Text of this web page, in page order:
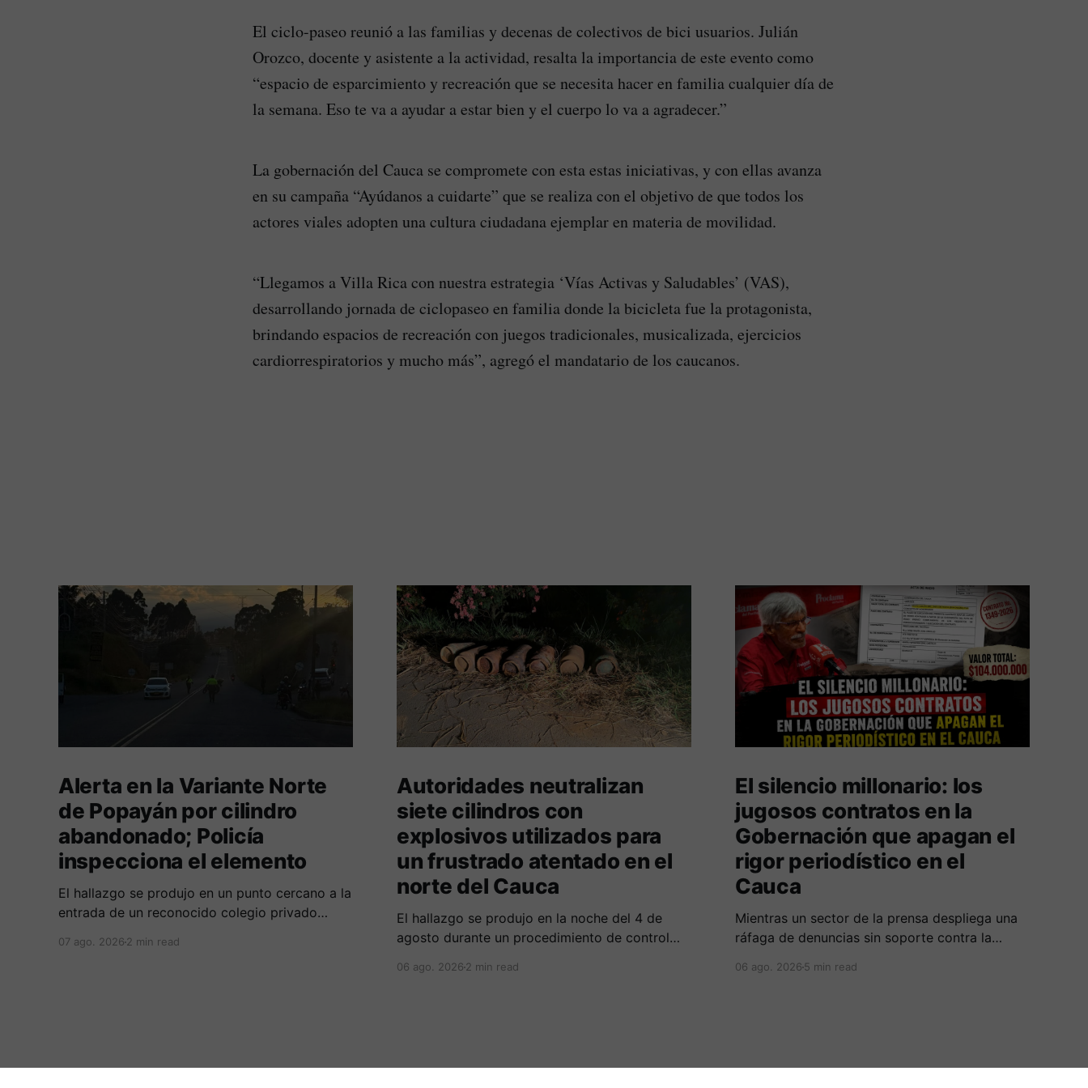
El ciclo-paseo reunió a las familias y decenas de colectivos de bici usuarios. Julián
Orozco, docente y asistente a la actividad, resalta la importancia de este evento como
“espacio de esparcimiento y recreación que se necesita hacer en familia cualquier día de
la semana. Eso te va a ayudar a estar bien y el cuerpo lo va a agradecer.”
La gobernación del Cauca se compromete con esta estas iniciativas, y con ellas avanza
en su campaña “Ayúdanos a cuidarte” que se realiza con el objetivo de que todos los
actores viales adopten una cultura ciudadana ejemplar en materia de movilidad.
“Llegamos a Villa Rica con nuestra estrategia ‘Vías Activas y Saludables’ (VAS),
desarrollando jornada de ciclopaseo en familia donde la bicicleta fue la protagonista,
brindando espacios de recreación con juegos tradicionales, musicalizada, ejercicios
cardiorrespiratorios y mucho más”, agregó el mandatario de los caucanos.
Alerta en la Variante Norte
de Popayán por cilindro
abandonado; Policía
inspecciona el elemento
El hallazgo se produjo en un punto cercano a la
entrada de un reconocido colegio privado
07 ago. 2026 2 min read
Autoridades neutralizan
siete cilindros con
explosivos utilizados para
un frustrado atentado en el
norte del Cauca
El hallazgo se produjo en la noche del 4 de
agosto durante un procedimiento de control
peaje de Villa Rica.
06 ago. 20262 min read
El silencio millonario: los
jugosos contratos en la
Gobernación que apagan el
rigor periodístico en el
Cauca
Mientras un sector de la prensa despliega una
ráfaga de denuncias sin soporte contra la
documentos oficiales revelan acuerdos por 140
06 ago. 20265 min read